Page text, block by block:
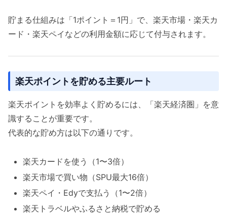
貯まる仕組みは「1ポイント＝1円」で、楽天市場・楽天カ
ード・楽天ペイなどの利用金額に応じて付与されます。
楽天ポイントを貯める主要ルート
楽天ポイントを効率よく貯めるには、「楽天経済圏」を意
識することが重要です。
代表的な貯め方は以下の通りです。
楽天カードを使う（1〜3倍）
楽天市場で買い物（SPU最大16倍）
楽天ペイ・Edyで支払う（1〜2倍）
楽天トラベルやふるさと納税で貯める